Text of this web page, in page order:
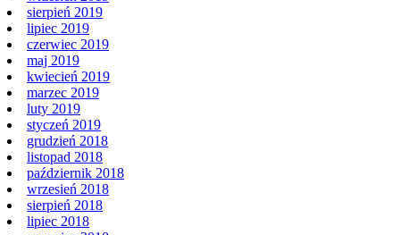
sierpień 2019
lipiec 2019
czerwiec 2019
maj 2019
kwiecień 2019
marzec 2019
luty 2019
styczeń 2019
grudzień 2018
listopad 2018
październik 2018
wrzesień 2018
sierpień 2018
lipiec 2018